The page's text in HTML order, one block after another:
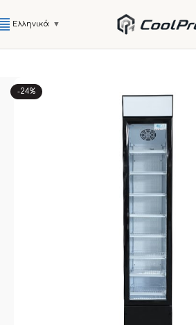
Ελληνικά ▼
-24%